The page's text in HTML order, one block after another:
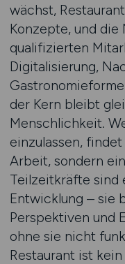
wächst,
Konzepte, und die
qualifizierten
Digitalisierung,
der Kern bleibt
Menschlichkeit.
einzulassen,
Arbeit, sondern
Teilzeitkräfte sind
Entwicklung – sie
Perspektiven und
ohne sie nicht
Restaurant ist